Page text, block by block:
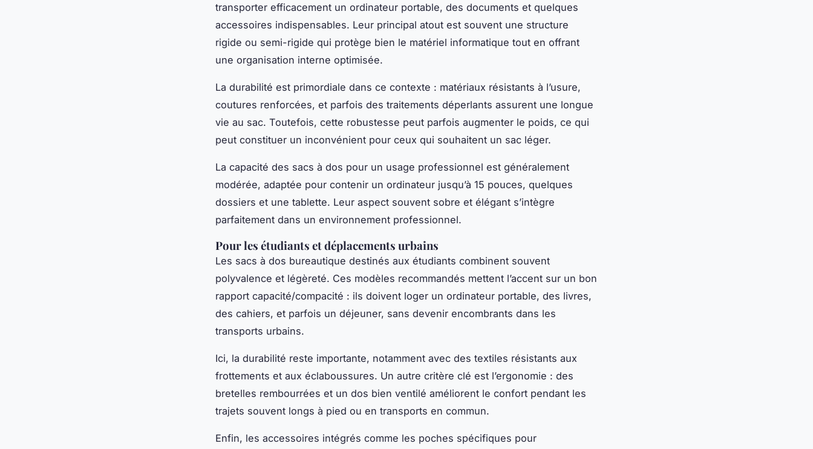
transporter efficacement un ordinateur portable, des documents et quelques
accessoires indispensables. Leur principal atout est souvent une structure
rigide ou semi-rigide qui protège bien le matériel informatique tout en offrant
une organisation interne optimisée.
La durabilité est primordiale dans ce contexte : matériaux résistants à l’usure,
coutures renforcées, et parfois des traitements déperlants assurent une longue
vie au sac. Toutefois, cette robustesse peut parfois augmenter le poids, ce qui
peut constituer un inconvénient pour ceux qui souhaitent un sac léger.
La capacité des sacs à dos pour un usage professionnel est généralement
modérée, adaptée pour contenir un ordinateur jusqu’à 15 pouces, quelques
dossiers et une tablette. Leur aspect souvent sobre et élégant s’intègre
parfaitement dans un environnement professionnel.
Pour les étudiants et déplacements urbains
Les sacs à dos bureautique destinés aux étudiants combinent souvent
polyvalence et légèreté. Ces modèles recommandés mettent l’accent sur un bon
rapport capacité/compacité : ils doivent loger un ordinateur portable, des livres,
des cahiers, et parfois un déjeuner, sans devenir encombrants dans les
transports urbains.
Ici, la durabilité reste importante, notamment avec des textiles résistants aux
frottements et aux éclaboussures. Un autre critère clé est l’ergonomie : des
bretelles rembourrées et un dos bien ventilé améliorent le confort pendant les
trajets souvent longs à pied ou en transports en commun.
Enfin, les accessoires intégrés comme les poches spécifiques pour